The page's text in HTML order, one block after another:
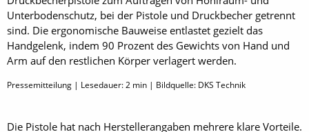
Unterbodenschutz, bei der Pistole und Druckbecher getrennt
sind. Die ergonomische Bauweise entlastet gezielt das
Handgelenk, indem 90 Prozent des Gewichts von Hand und
Arm auf den restlichen Körper verlagert werden.
Pressemitteilung | Lesedauer:2 min | Bildquelle: DKS Technik
Die Pistole hat nach Herstellerangaben mehrere klare Vorteile.